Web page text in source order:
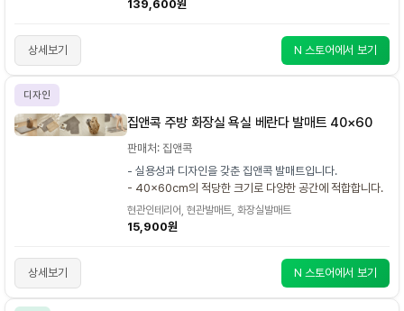
139,600원
상세보기 N 스토어에서 보기
디자인
집앤콕 주방 화장실 욕실 베란다 발매트 40×60
판매처: 집앤콕
- 실용성과 디자인을 갖춘 집앤콕 발매트입니다.
- 40x60cm의 적당한 크기로 다양한 공간에 적합합니다.
현관인테리어, 현관발매트, 화장실발매트
15,900원
상세보기 N 스토어에서 보기